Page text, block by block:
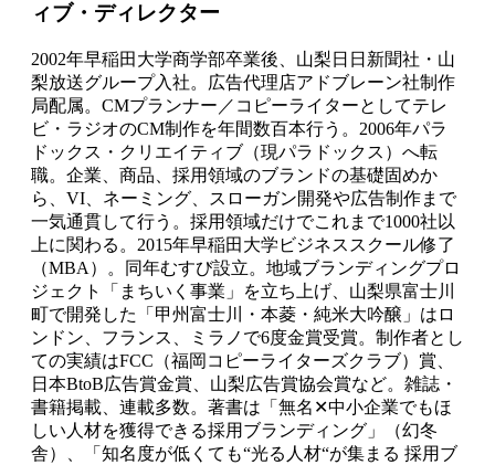
ィブ・ディレクター
2002年早稲田大学商学部卒業後、山梨日日新聞社・山
梨放送グループ入社。広告代理店アドブレーン社制作
局配属。CMプランナー／コピーライターとしてテレ
ビ・ラジオのCM制作を年間数百本行う。2006年パラ
ドックス・クリエイティブ（現パラドックス）へ転
職。企業、商品、採用領域のブランドの基礎固めか
ら、VI、ネーミング、スローガン開発や広告制作まで
一気通貫して行う。採用領域だけでこれまで1000社以
上に関わる。2015年早稲田大学ビジネススクール修了
（MBA）。同年むすび設立。地域ブランディングプロ
ジェクト「まちいく事業」を立ち上げ、山梨県富士川
町で開発した「甲州富士川・本菱・純米大吟醸」はロ
ンドン、フランス、ミラノで6度金賞受賞。制作者とし
ての実績はFCC（福岡コピーライターズクラブ）賞、
日本BtoB広告賞金賞、山梨広告賞協会賞など。雑誌・
書籍掲載、連載多数。著書は「無名✕中小企業でもほ
しい人材を獲得できる採用ブランディング」（幻冬
舎）、「知名度が低くても“光る人材“が集まる 採用ブ